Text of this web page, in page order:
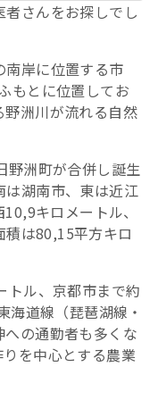
さんをお探しでし
岸に位置する市
もとに位置してお
野洲川が流れる自然
野洲町が合併し誕生
は湖南市、東は近江
キロメートル、
は80,15平方キロ
トル、京都市まで約
海道線（琵琶湖線・
の通勤者も多くな
を中心とする農業